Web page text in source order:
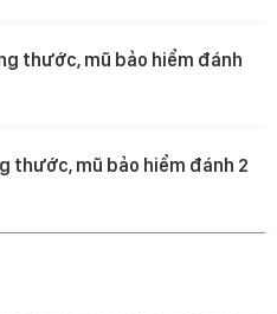
thước, mũ bảo hiểm đánh
thước, mũ bảo hiểm đánh 2